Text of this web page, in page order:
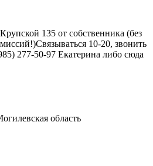
135 от собственника (без
10-20, звонить
277-50-97 Екатерина либо сюда
область